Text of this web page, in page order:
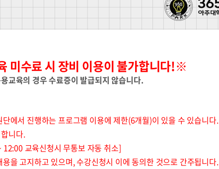
미수료 시 장비 이용이 불가합니다!※
교육의 경우 수료증이 발급되지 않습니다.
에서 진행하는 프로그램 이용에 제한(6개월)이 있을 수 있습니다.
니다.
교육신청시 무통보 자동 취소]
을 고지하고 있으며, 수강신청시 이에 동의한 것으로 간주됩니다.